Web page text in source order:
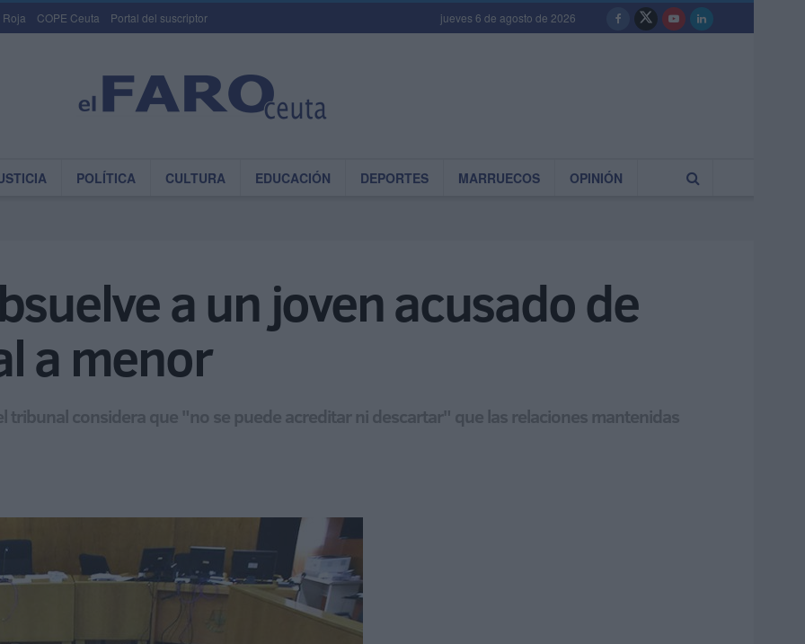
Roja COPE Ceuta Portal del suscriptor jueves 6 de agosto de 2026
POLÍTICA CULTURA EDUCACIÓN DEPORTES MARRUECOS OPINIÓN
a un joven acusado de
a menor
tribunal considera que "no se puede acreditar ni descartar" que las relaciones mantenidas